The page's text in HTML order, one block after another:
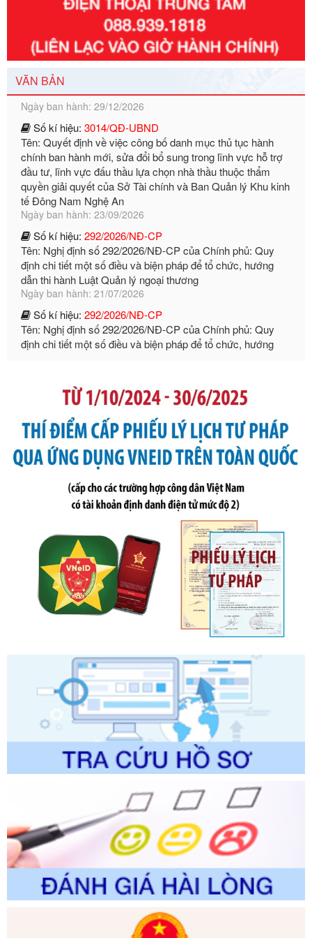
VĂN BẢN
351/2025/NĐ-CP
Tên: Nghị định số 351/2025/NĐ-CP của Chính phủ: Quy
định chuẩn nghèo đa chiều quốc gia giai đoạn 2026 - 2030
Ngày ban hành: 29/12/2026
Số kí hiệu:3014/QĐ-UBND
Tên: Quyết định về việc công bố danh mục thủ tục hành
chính ban hành mới, sửa đổi bổ sung trong lĩnh vực hỗ trợ
đầu tư, lĩnh vực đấu thầu lựa chọn nhà thầu thuộc thẩm
quyền giải quyết của Sở Tài chính và Ban Quản lý Khu kinh
tế Đông Nam Nghệ An
Ngày ban hành: 23/09/2026
Số kí hiệu: 292/2026/NĐ-CP
Tên: Nghị định số 292/2026/NĐ-CP của Chính phủ: Quy
định chi tiết một số điều và biện pháp để tổ chức, hướng
dẫn thi hành Luật Quản lý ngoại thương
Ngày ban hành: 21/07/2026
Số kí hiệu:292/2026/NĐ-CP
Tên: Nghị định số 292/2026/NĐ-CP của Chính phủ: Quy
định chi tiết một số điều và biện pháp để tổ chức, hướng
dẫn thi hành Luật Quản lý ngoại thương
Ngày ban hành: 21/07/2026
bỏ Thông tư số 87/2019/TT- BТC ngày 19 tháng 12 năm
2019 của Bộ trưởng Bộ Tài chính hướng dẫn thực hiện xử
phạt vi phạm hành chính trong lĩnh vực kho bạc nhà nước
Ngày ban hành: 21/07/2026
Số kí hiệu: 291/2026/NĐ-CP
Tên: Nghị định số 291/2026/NĐ-CP của Chính phủ: Sửa
đổi, bổ sung một số điều của Nghị định số 125/2020/NĐ-СР
ngày 19 tháng 10 năm 2020 của Chính phủ quy định xử
phạt vi phạm hành chính về thuế, hóa đơn được sửa đổi, bổ
sung bởi Nghị định số 102/2021/NĐ-CP
Ngày ban hành: 20/07/2026
Số kí hiệu:2303/QĐ-UBND
Tên: Quyết định công bố Danh mục thủ tục hành chính mới
ban hành, được sửa đổi, bổ sung, bị bãi bỏ và phê duyệt
Quy trình nội bộ, quy trình điện tử giải quyết thủ tục hành
chính trong một số lĩnh vực thuộc phạm vi chức năng quản
Số kí hiệu:2304/QĐ-UBND
Tên: Quyết định công bố Danh mục thủ tục hành chính
được sửa đổi, bổ sung và phê duyệt Quy trình nội bộ, quy
trình điện tử giải quyết thủ tục hành chính trong lĩnh vực Du
lịch thuộc phạm vi chức năng quản lý của Sở Văn hóa, Thể
thao và Du lịch
Ngày ban hành: 01/06/2026
Tên: Về việc công bố Danh mục thủ tục hành chính sửa
đổi, bổ sung và phê duyệt Quy trình nội bộ, quy trình điện tử
trong giải quyết thủtục hành chính lĩnh vực biến đổi khí hậu
thuộc phạm vi giải quyết của Sở Nông nghiệp và Môi
trường
Ngày ban hành: 01/06/2026
Số kí hiệu:2300/QĐ-UBND
Tên: V/v công bố danh mục thủ tục hành chính được sửa
đổi, bổ sung và phê duyệt quy trình nội bộ, quy trình điện tử
giải quyết thủ tục hành chính trong lĩnh vực Luật sư thuộc